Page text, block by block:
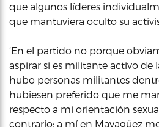
que algunos líderes
que mantuviera oculto su
‘En el partido no porque
aspirar si es militante activo de
hubo personas militantes
hubiesen preferido que me
respecto a mi orientación
contrario: a mí en Mayagüez